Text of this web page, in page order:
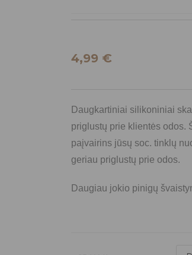
4,99 €
Daugkartiniai silikoniniai
priglustų prie klientės
paįvairins jūsų soc. tinklų
geriau priglustų prie odos.
Daugiau jokio pinigų